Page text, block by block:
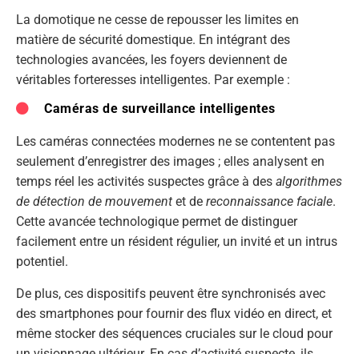
La domotique ne cesse de repousser les limites en
matière de sécurité domestique. En intégrant des
technologies avancées, les foyers deviennent de
véritables forteresses intelligentes. Par exemple :
Caméras de surveillance intelligentes
Les caméras connectées modernes ne se contentent pas
seulement d’enregistrer des images ; elles analysent en
temps réel les activités suspectes grâce à des algorithmes
de détection de mouvement et de reconnaissance faciale.
Cette avancée technologique permet de distinguer
facilement entre un résident régulier, un invité et un intrus
potentiel.
De plus, ces dispositifs peuvent être synchronisés avec
des smartphones pour fournir des flux vidéo en direct, et
même stocker des séquences cruciales sur le cloud pour